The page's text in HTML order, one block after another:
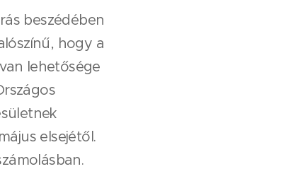
beszédében
hogy a
lehetősége
elsejétől.